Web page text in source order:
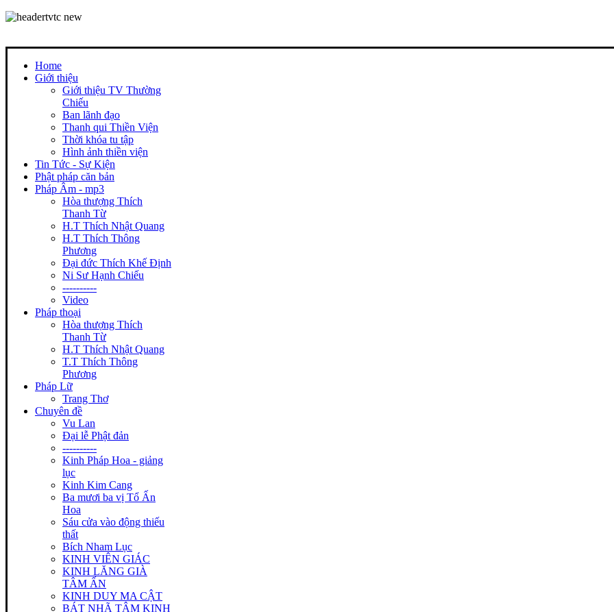
Home
Giới thiệu
Giới thiệu TV Thường
Chiếu
Ban lãnh đạo
Thanh qui Thiền Viện
Thời khóa tu tập
Hình ảnh thiền viện
Tin Tức - Sự Kiện
Phật pháp căn bản
Pháp Âm - mp3
Hòa thượng Thích
Thanh Từ
H.T Thích Nhật Quang
H.T Thích Thông
Phương
Đại đức Thích Khế Định
Ni Sư Hạnh Chiếu
----------
Video
Pháp thoại
Hòa thượng Thích
Thanh Từ
H.T Thích Nhật Quang
T.T Thích Thông
Phương
Pháp Lữ
Trang Thơ
Chuyên đề
Vu Lan
Đại lễ Phật đản
----------
Kinh Pháp Hoa - giảng
lục
Kinh Kim Cang
Ba mươi ba vị Tổ Ấn
Hoa
Sáu cửa vào động thiếu
thất
Bích Nham Lục
KINH VIÊN GIÁC
KINH LĂNG GIÀ
TÂM ẤN
KINH DUY MA CẬT
BÁT NHÃ TÂM KINH